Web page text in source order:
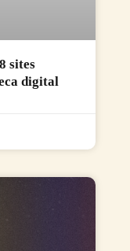
sites
digital